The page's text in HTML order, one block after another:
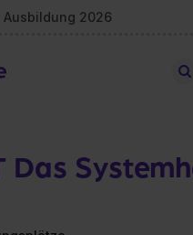
Ausbildung 2026
Das